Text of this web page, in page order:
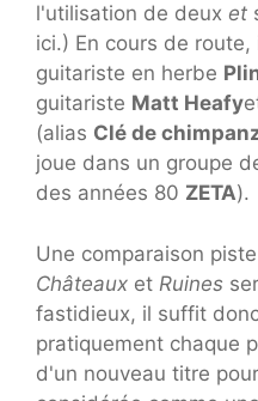
l'utilisation de deux et
ici.) En cours de
guitariste en herbe
guitariste Matt Heafy
(alias Clé de
joue dans un groupe
des années 80 ZETA).
Une comparaison
Châteaux et Ruines
fastidieux, il suffit
pratiquement chaque
d'un nouveau titre